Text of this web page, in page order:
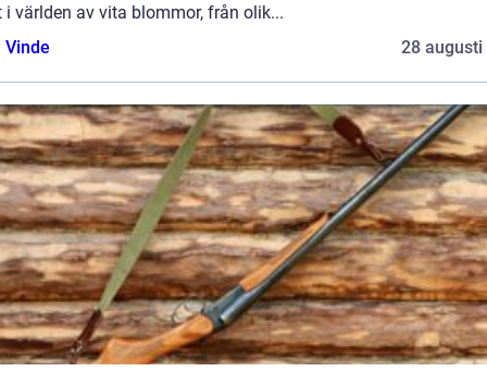
i världen av vita blommor, från olik...
Vinde
28 augusti